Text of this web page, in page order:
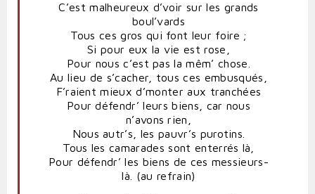
C’est malheureux d’voir sur les grands
boul’vards
Tous ces gros qui font leur foire ;
Si pour eux la vie est rose,
Pour nous c’est pas la mêm’ chose.
Au lieu de s’cacher, tous ces embusqués,
F’raient mieux d’monter aux tranchées
Pour défendr’ leurs biens, car nous
n’avons rien,
Nous autr’s, les pauvr’s purotins.
Tous les camarades sont enterrés là,
Pour défendr’ les biens de ces messieurs-
là. (au refrain)